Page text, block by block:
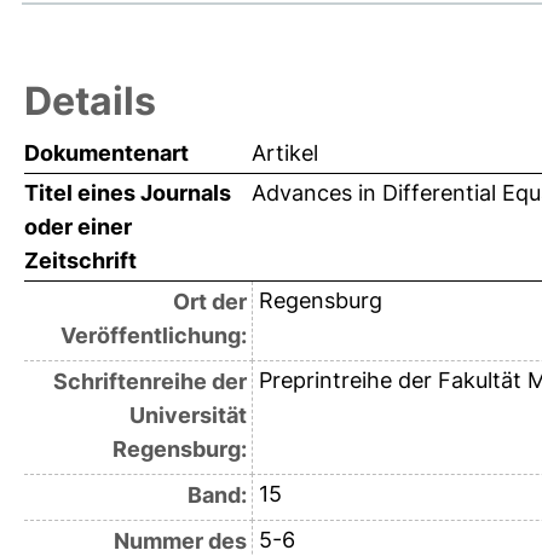
Details
Dokumentenart
Artikel
Titel eines Journals
oder einer
Zeitschrift
Advances in Differential
Ort der
Veröffentlichung:
Regensburg
Schriftenreihe der
Universität
Regensburg:
Preprintreihe der Fakultät
Band: 15
Nummer des 5-6